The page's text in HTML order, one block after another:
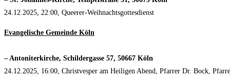
24.12.2025, 22:00, Queerer-Weihnachtsgottesdienst
Evangelische Gemeinde Köln
– Antoniterkirche, Schildergasse 57, 50667 Köln
24.12.2025, 16:00, Christvesper am Heiligen Abend, Pfarrer Dr. Bock,